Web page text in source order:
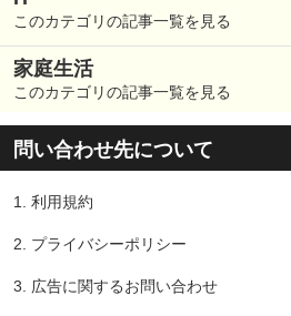
このカテゴリの記事一覧を見る
家庭生活
このカテゴリの記事一覧を見る
問い合わせ先について
1. 利用規約
2. プライバシーポリシー
3. 広告に関するお問い合わせ